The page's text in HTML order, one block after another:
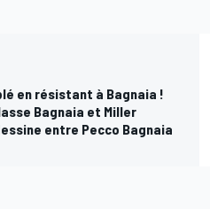
en résistant à Bagnaia !
Bagnaia et Miller
entre Pecco Bagnaia